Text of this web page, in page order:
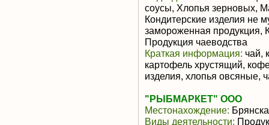
соусы, Хлопья зерновых,
Кондитерские изделия не
замороженная продукция,
Продукция чаеводства
Краткая информация: чай,
картофель хрустящий,
изделия, хлопья овсяные,
"РЫБМАРКЕТ" ООО
Местонахождение:
Виды деятельности: